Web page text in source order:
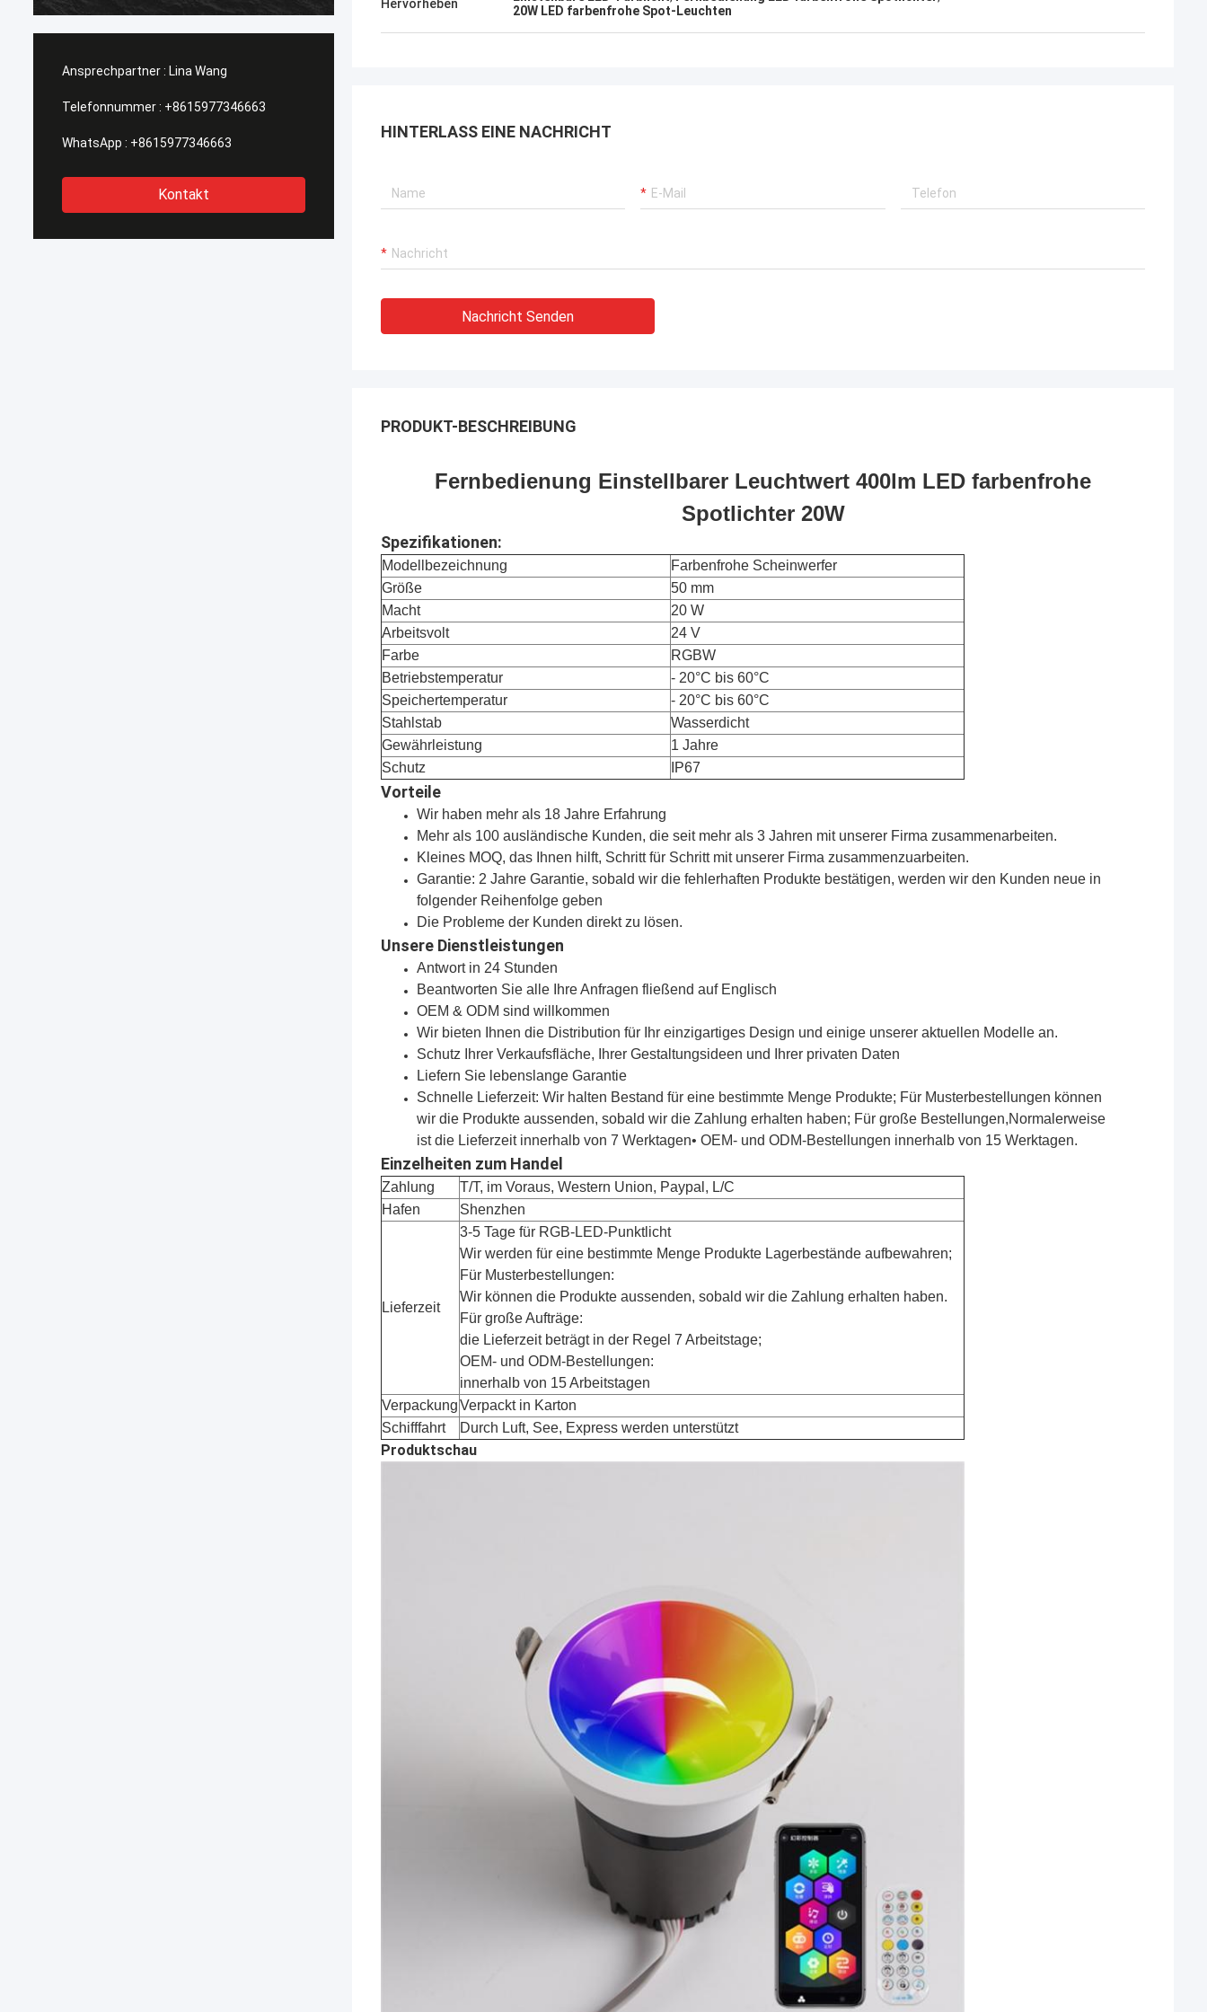
Ansprechpartner : Lina Wang
Telefonnummer : +8615977346663
WhatsApp : +8615977346663
Kontakt
Hervorheben
20W LED farbenfrohe Spot-Leuchten
HINTERLASS EINE NACHRICHT
Nachricht Senden
PRODUKT-BESCHREIBUNG
Fernbedienung Einstellbarer Leuchtwert 400lm LED farbenfrohe
Spotlichter 20W
Spezifikationen:
Modellbezeichnung
Farbenfrohe Scheinwerfer
Größe
50 mm
Macht
20 W
Arbeitsvolt
24 V
Farbe
RGBW
Betriebstemperatur
- 20°C bis 60°C
Speichertemperatur
- 20°C bis 60°C
Stahlstab
Wasserdicht
Gewährleistung
1 Jahre
Schutz
IP67
Vorteile
Wir haben mehr als 18 Jahre Erfahrung
Mehr als 100 ausländische Kunden, die seit mehr als 3 Jahren mit unserer Firma zusammenarbeiten.
Kleines MOQ, das Ihnen hilft, Schritt für Schritt mit unserer Firma zusammenzuarbeiten.
Garantie: 2 Jahre Garantie, sobald wir die fehlerhaften Produkte bestätigen, werden wir den Kunden neue in
folgender Reihenfolge geben
Die Probleme der Kunden direkt zu lösen.
Unsere Dienstleistungen
Antwort in 24 Stunden
Beantworten Sie alle Ihre Anfragen fließend auf Englisch
OEM & ODM sind willkommen
Wir bieten Ihnen die Distribution für Ihr einzigartiges Design und einige unserer aktuellen Modelle an.
Schutz Ihrer Verkaufsfläche, Ihrer Gestaltungsideen und Ihrer privaten Daten
Liefern Sie lebenslange Garantie
Schnelle Lieferzeit: Wir halten Bestand für eine bestimmte Menge Produkte; Für Musterbestellungen können
wir die Produkte aussenden, sobald wir die Zahlung erhalten haben; Für große Bestellungen,Normalerweise
ist die Lieferzeit innerhalb von 7 Werktagen• OEM- und ODM-Bestellungen innerhalb von 15 Werktagen.
Einzelheiten zum Handel
Zahlung
T/T, im Voraus, Western Union, Paypal, L/C
Hafen
Shenzhen
Lieferzeit
3-5 Tage für RGB-LED-Punktlicht
Wir werden für eine bestimmte Menge Produkte Lagerbestände aufbewahren;
Für Musterbestellungen:
Wir können die Produkte aussenden, sobald wir die Zahlung erhalten haben.
Für große Aufträge:
die Lieferzeit beträgt in der Regel 7 Arbeitstage;
OEM- und ODM-Bestellungen:
innerhalb von 15 Arbeitstagen
VerpackungVerpackt in Karton
Schifffahrt
Durch Luft, See, Express werden unterstützt
Produktschau